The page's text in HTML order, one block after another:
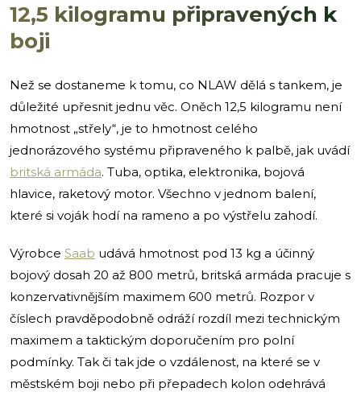
12,5 kilogramu připravených k
boji
Než se dostaneme k tomu, co NLAW dělá s tankem, je
důležité upřesnit jednu věc. Oněch 12,5 kilogramu není
hmotnost „střely“, je to hmotnost celého
jednorázového systému připraveného k palbě, jak uvádí
britská armáda. Tuba, optika, elektronika, bojová
hlavice, raketový motor. Všechno v jednom balení,
které si voják hodí na rameno a po výstřelu zahodí.
Výrobce Saab udává hmotnost pod 13 kg a účinný
bojový dosah 20 až 800 metrů, britská armáda pracuje s
konzervativnějším maximem 600 metrů. Rozpor v
číslech pravděpodobně odráží rozdíl mezi technickým
maximem a taktickým doporučením pro polní
podmínky. Tak či tak jde o vzdálenost, na které se v
městském boji nebo při přepadech kolon odehrává